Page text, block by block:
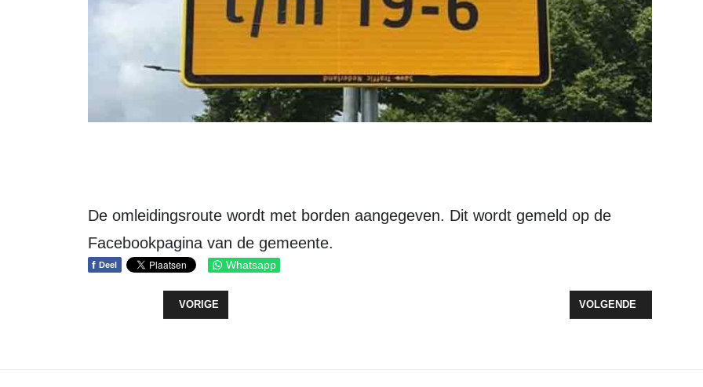
De omleidingsroute wordt met borden aangegeven. Dit wordt gemeld op de
Facebookpagina van de gemeente.
f Deel Whatsapp
VORIG ARTIKEL: HERNITA TANGKE WINT TUINWEDSTRIJD WOONPALET
VORIGE VOLGENDE ARTIKEL:
VOLGENDE